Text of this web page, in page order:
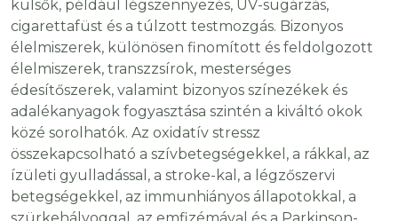
külsők, például légszennyezés, UV-sugárzás,
cigarettafüst és a túlzott testmozgás. Bizonyos
élelmiszerek, különösen finomított és feldolgozott
élelmiszerek, transzzsírok, mesterséges
édesítőszerek, valamint bizonyos színezékek és
adalékanyagok fogyasztása szintén a kiváltó okok
közé sorolhatók. Az oxidatív stressz
összekapcsolható a szívbetegségekkel, a rákkal, az
ízületi gyulladással, a stroke-kal, a légzőszervi
betegségekkel, az immunhiányos állapotokkal, a